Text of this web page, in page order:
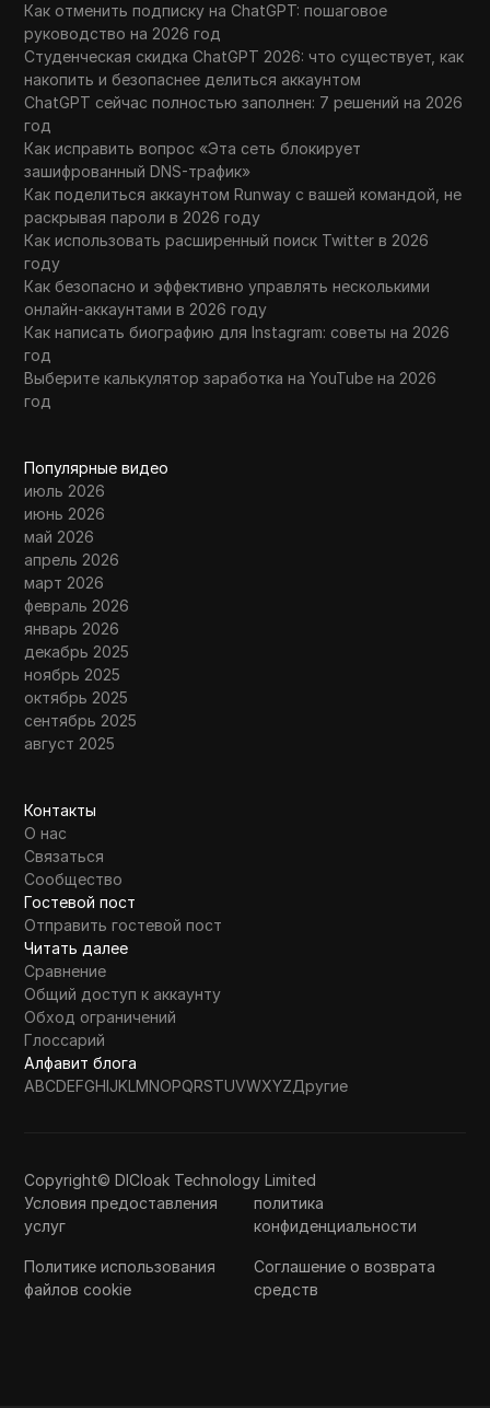
Как отменить подписку на ChatGPT: пошаговое
руководство на 2026 год
Студенческая скидка ChatGPT 2026: что существует, как
накопить и безопаснее делиться аккаунтом
ChatGPT сейчас полностью заполнен: 7 решений на 2026
год
Как исправить вопрос «Эта сеть блокирует
зашифрованный DNS-трафик»
Как поделиться аккаунтом Runway с вашей командой, не
раскрывая пароли в 2026 году
Как использовать расширенный поиск Twitter в 2026
году
Как безопасно и эффективно управлять несколькими
онлайн-аккаунтами в 2026 году
Как написать биографию для Instagram: советы на 2026
год
Выберите калькулятор заработка на YouTube на 2026
год
Популярные видео
июль 2026
июнь 2026
май 2026
апрель 2026
март 2026
февраль 2026
январь 2026
декабрь 2025
ноябрь 2025
октябрь 2025
сентябрь 2025
август 2025
Контакты
О нас
Связаться
Сообщество
Гостевой пост
Отправить гостевой пост
Читать далее
Сравнение
Общий доступ к аккаунту
Обход ограничений
Глоссарий
Алфавит блога
ABCDEFGH JKLM NOPQRSTUVWXYZДругие
Copyright© DICloak Technology Limited
Условия предоставления
услуг
политика
конфиденциальности
Политике использования
файлов cookie
Соглашение о возврата
средств